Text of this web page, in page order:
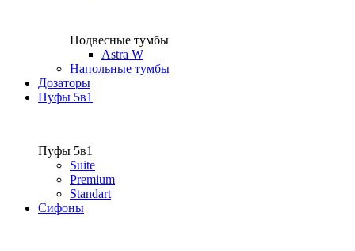
Подвесные тумбы
Astra W
Напольные тумбы
Дозаторы
Пуфы 5в1
Пуфы 5в1
Suite
Premium
Standart
Сифоны